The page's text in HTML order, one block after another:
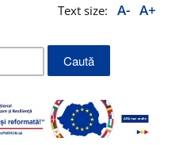
Text size: A- A+